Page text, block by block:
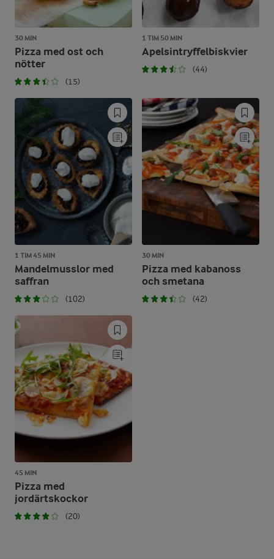
30 MIN
Pizza med ost och
nötter
(15)
1 TIM 50 MIN
Apelsintryffelbiskvier
(44)
1 TIM 45 MIN
Mandelmusslor med
saffran
(102)
30 MIN
Pizza med kabanoss
och smetana
(42)
45 MIN
Pizza med
jordärtskockor
(20)